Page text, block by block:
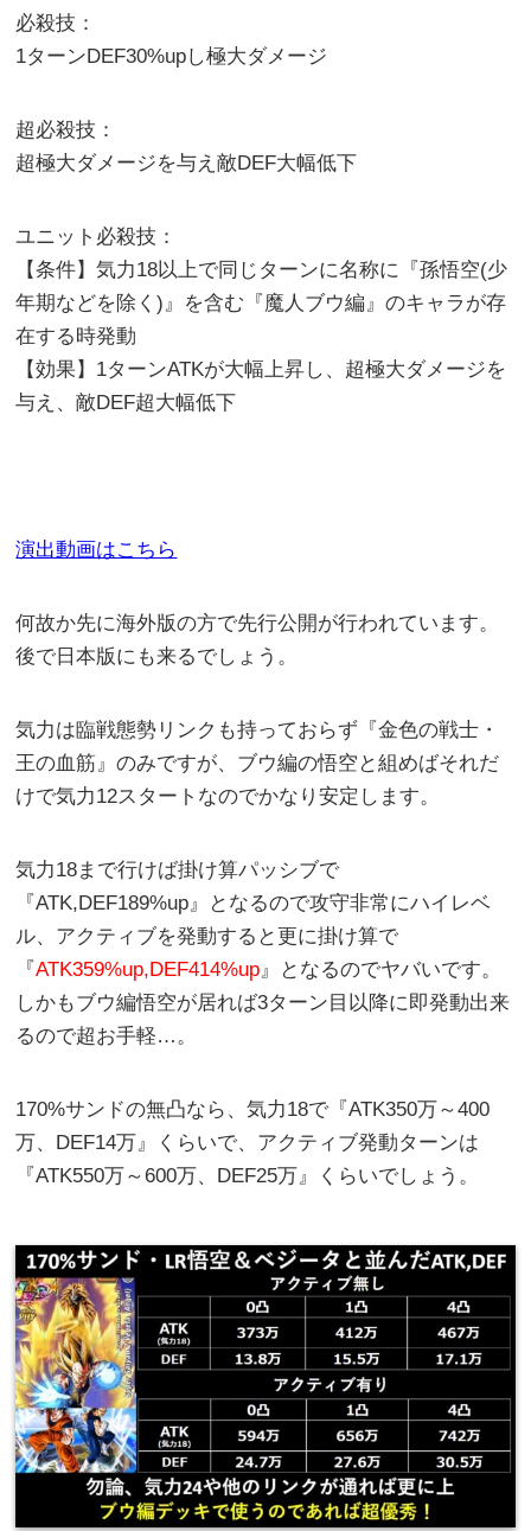
必殺技：
1ターンDEF30%upし極大ダメージ
超必殺技：
超極大ダメージを与え敵DEF大幅低下
ユニット必殺技：
【条件】気力18以上で同じターンに名称に『孫悟空(少
年期などを除く)』を含む『魔人ブウ編』のキャラが存
在する時発動
【効果】1ターンATKが大幅上昇し、超極大ダメージを
与え、敵DEF超大幅低下
演出動画はこちら
何故か先に海外版の方で先行公開が行われています。
後で日本版にも来るでしょう。
気力は臨戦態勢リンクも持っておらず『金色の戦士・
王の血筋』のみですが、ブウ編の悟空と組めばそれだ
けで気力12スタートなのでかなり安定します。
気力18まで行けば掛け算パッシブで
『ATK,DEF189%up』となるので攻守非常にハイレベ
ル、アクティブを発動すると更に掛け算で
『ATK359%up,DEF414%up』となるのでヤバいです。
しかもブウ編悟空が居れば3ターン目以降に即発動出来
るので超お手軽…。
170%サンドの無凸なら、気力18で『ATK350万～400
万、DEF14万』くらいで、アクティブ発動ターンは
『ATK550万～600万、DEF25万』くらいでしょう。